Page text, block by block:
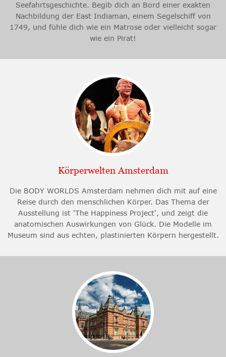
Seefahrtsgeschichte. Begib dich an Bord einer exakten
Nachbildung der East Indiaman, einem Segelschiff von
1749, und fühle dich wie ein Matrose oder vielleicht sogar
wie ein Pirat!
Körperwelten Amsterdam
Die BODY WORLDS Amsterdam nehmen dich mit auf eine
Reise durch den menschlichen Körper. Das Thema der
Ausstellung ist 'The Happiness Project', und zeigt die
anatomischen Auswirkungen von Glück. Die Modelle im
Museum sind aus echten, plastinierten Körpern hergestellt.